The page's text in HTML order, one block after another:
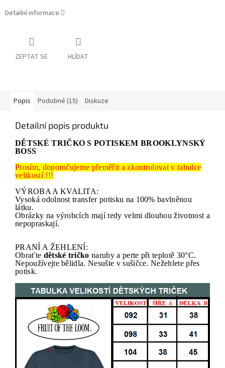
Detailní informace
ZEPTAT SE HLÍDAT
Popis Podobné (15) Diskuze
Detailní popis produktu
DĚTSKÉ TRIČKO S POTISKEM BROOKLYNSKÝ
BOSS
Prosím, doporučujeme přeměřit a zkontrolovat v tabulce
velikostí !!!
VÝROBA A KVALITA:
Vysoká odolnost transfer potisku na 100% bavlněnou
látku.
Obrázky na výrobcích mají tedy velmi dlouhou životnost a
nepopraskají.
PRANÍ A ŽEHLENÍ:
Obraťte dětské tričko naruby a perte při teplotě 30°C.
Nepoužívejte bělidla. Nesušte v sušičce. Nežehlete přes
potisk.